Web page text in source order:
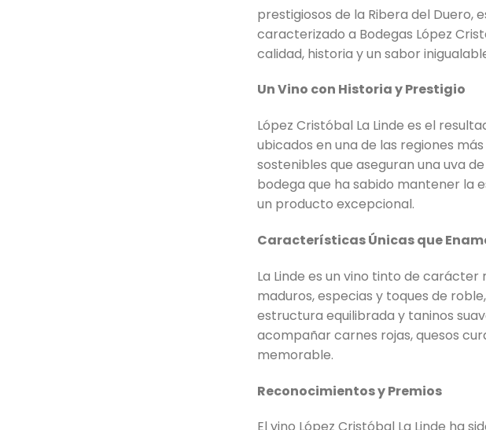
prestigiosos de la Ribera del
caracterizado a Bodegas López
calidad, historia y un sabor
Un Vino con Historia y Prestigio
López Cristóbal La Linde es el
ubicados en una de las regiones
sostenibles que aseguran una uva
bodega que ha sabido mantener la
un producto excepcional.
Características Únicas que
La Linde es un vino tinto de
maduros, especias y toques de
estructura equilibrada y taninos
acompañar carnes rojas, quesos
memorable.
Reconocimientos y Premios